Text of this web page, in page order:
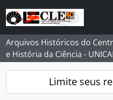
Skip to main content
Arquivos Históricos do
e História da Ciência -
Limite seus